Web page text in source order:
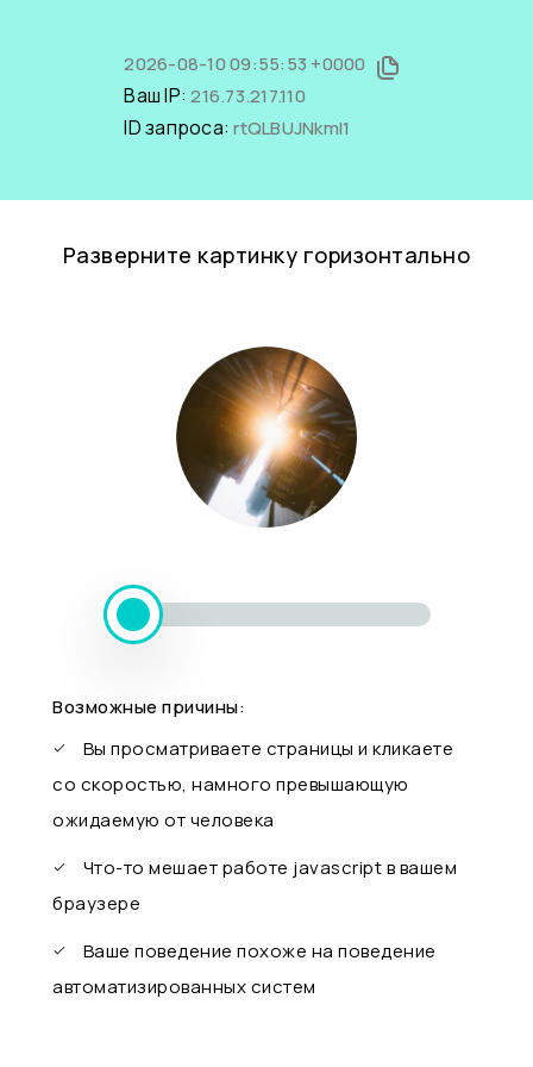
2026-08-10 09:55:53 +0000
Ваш IP:216.73.217.110
ID запроса:rtQLBUJNkmI1
Разверните картинку горизонтально
Возможные причины:
Вы просматриваете страницы и кликаете
со скоростью, намного превышающую
ожидаемую от человека
Что-то мешает работе javascript в вашем
браузере
Ваше поведение похоже на поведение
автоматизированных систем